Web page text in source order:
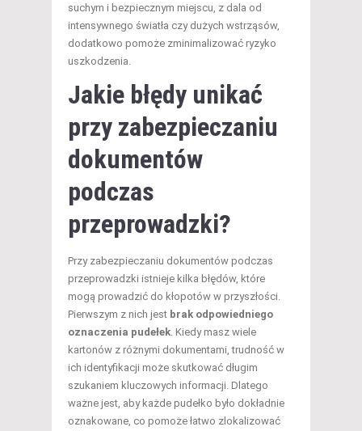
suchym i bezpiecznym miejscu, z dala od
intensywnego światła czy dużych wstrząsów,
dodatkowo pomoże zminimalizować ryzyko
uszkodzenia.
Jakie błędy unikać
przy zabezpieczaniu
dokumentów
podczas
przeprowadzki?
Przy zabezpieczaniu dokumentów podczas
przeprowadzki istnieje kilka błędów, które
mogą prowadzić do kłopotów w przyszłości.
Pierwszym z nich jest brak odpowiedniego
oznaczenia pudełek . Kiedy masz wiele
kartonów z różnymi dokumentami, trudność w
ich identyfikacji może skutkować długim
szukaniem kluczowych informacji. Dlatego
ważne jest, aby każde pudełko było dokładnie
oznakowane, co pomoże łatwo zlokalizować